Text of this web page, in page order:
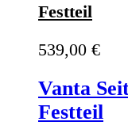
Festteil
539,00 €
Vanta
Festteil